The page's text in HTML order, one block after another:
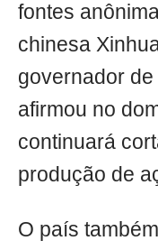
fontes
chinesa
governador
afirmou no
continuará
produção de
O país